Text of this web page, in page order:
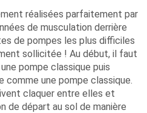
réalisées parfaitement par
de musculation derrière
de pompes les plus difficiles
sollicitée ! Au début, il faut
pompe classique puis
une pompe classique.
claquer entre elles et
de départ au sol de manière